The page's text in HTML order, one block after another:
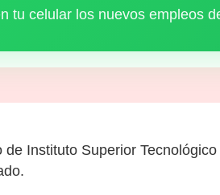
tu celular los nuevos empleos
de Instituto Superior